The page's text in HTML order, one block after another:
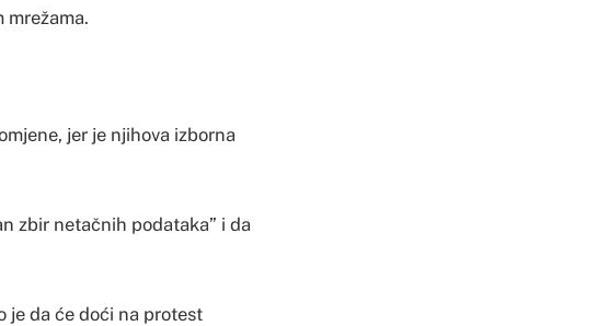
mrežama.
jer je njihova izborna
zbir netačnih podataka” i da
je da će doći na protest